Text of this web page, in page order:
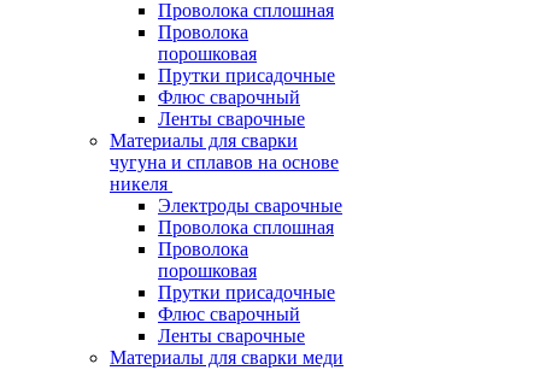
Проволока сплошная
Проволока
порошковая
Прутки присадочные
Флюс сварочный
Ленты сварочные
Материалы для сварки
чугуна и сплавов на основе
никеля
Электроды сварочные
Проволока сплошная
Проволока
порошковая
Прутки присадочные
Флюс сварочный
Ленты сварочные
Материалы для сварки меди